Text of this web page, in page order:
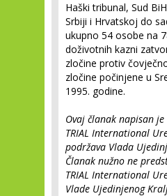
Haški tribunal, Sud
Srbiji i Hrvatskoj do
ukupno 54 osobe na
doživotnih kazni
zločine protiv
zločine počinjene u
1995. godine.
Ovaj članak napisan
TRIAL International
podržava Vlada
Članak nužno ne
TRIAL International
Vlade Ujedinjenog